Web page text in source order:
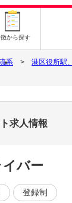
から探す
系
港区役所駅
求人情報
バー
登録制